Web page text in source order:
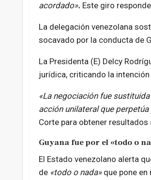
acordado». Este giro
La delegación venezolana
socavado por la conducta de
La Presidenta (E) Delcy
jurídica, criticando la
«La negociación fue
acción unilateral que
Corte para obtener
Guyana fue por el «todo o
El Estado venezolano alerta
de «todo o nada»que pone en